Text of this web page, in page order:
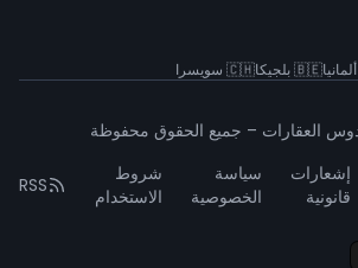
ألمانيا🇧🇪بلجيكا🇨🇭 سويسرا
إشعارات
قانونية
سياسة
الخصوصية
شروط
الاستخدام
RSS